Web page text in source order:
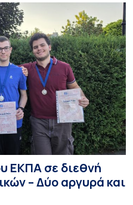
ΕΚΠΑ σε διεθνή
– Δύο αργυρά και